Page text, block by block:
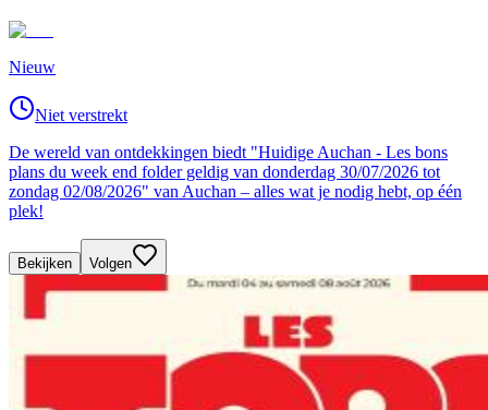
Nieuw
Niet verstrekt
De wereld van ontdekkingen biedt "Huidige Auchan - Les bons
plans du week end folder geldig van donderdag 30/07/2026 tot
zondag 02/08/2026" van Auchan – alles wat je nodig hebt, op één
plek!
Bekijken Volgen